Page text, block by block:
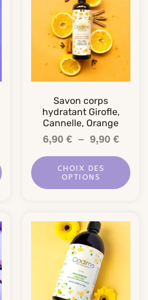
Savon corps
hydratant Girofle,
Cannelle, Orange
6,90 € – 9,90 €
CHOIX DES
OPTIONS